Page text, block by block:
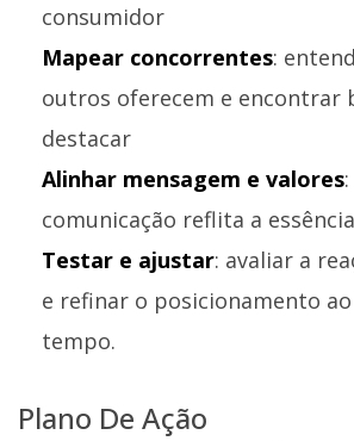
consumidor
Mapear concorrentes:
outros oferecem e encontrar
destacar
Alinhar mensagem e valores
comunicação reflita a
Testar e ajustar: avaliar a
e refinar o posicionamento
tempo.
Plano De Ação